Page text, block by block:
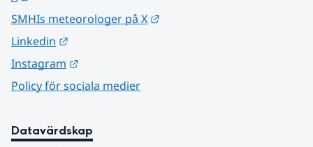
SMHIs meteorologer på X
Linkedin
Instagram
Policy för sociala medier
Datavärdskap